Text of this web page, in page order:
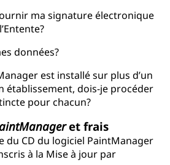
ma signature électronique
données?
est installé sur plus d’un
établissement, dois-je procéder
pour chacun?
et frais
du CD du logiciel PaintManager
à la Mise à jour par